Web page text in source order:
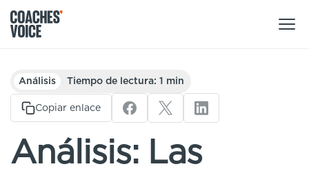
Nuestros productos
Centro de aprendizaje (para particulares)
Centro de aprendizaje (para clubes)
Entrenadores
Análisis Tiempo de lectura: 1 min
Copiar enlace
Análisis: Las